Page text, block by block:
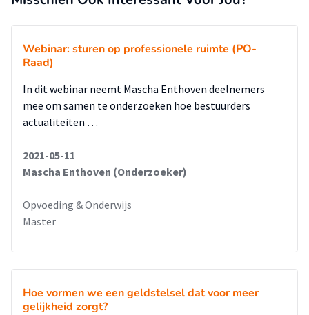
• Verdere begeleiding van het ondersteuningsteam, met op
regelmatige basis overleg tussen de verschillende leerjaren,
zodoende de gezamenlijke visie te behouden, alsook de
afbouw van de ondersteuning richting het zevende jaar te
volbrengen
Webinar: sturen op professionele ruimte (PO-
Raad)
In dit webinar neemt Mascha Enthoven deelnemers
mee om samen te onderzoeken hoe bestuurders
actualiteiten …
2021-05-11
Mascha Enthoven (Onderzoeker)
Opvoeding & Onderwijs
Master
Hoe vormen we een geldstelsel dat voor meer
gelijkheid zorgt?